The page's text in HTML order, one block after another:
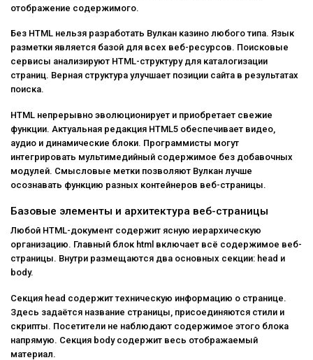
отображение содержимого.
Без HTML нельзя разработать Вулкан казино любого типа. Язык
разметки является базой для всех веб-ресурсов. Поисковые
сервисы анализируют HTML-структуру для каталогизации
страниц. Верная структура улучшает позиции сайта в результатах
поиска.
HTML непрерывно эволюционирует и приобретает свежие
функции. Актуальная редакция HTML5 обеспечивает видео,
аудио и динамические блоки. Программисты могут
интегрировать мультимедийный содержимое без добавочных
модулей. Смысловые метки позволяют Вулкан лучше
осознавать функцию разных контейнеров веб-страницы.
Базовые элементы и архитектура веб-страницы
Любой HTML-документ содержит ясную иерархическую
организацию. Главный блок html включает всё содержимое веб-
страницы. Внутри размещаются два основных секции: head и
body.
Секция head содержит техническую информацию о странице.
Здесь задаётся название страницы, присоединяются стили и
скрипты. Посетители не наблюдают содержимое этого блока
напрямую. Секция body содержит весь отображаемый
материал.